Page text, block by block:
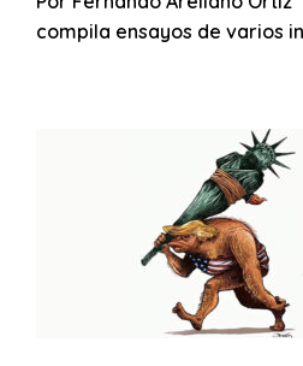
compila ensayos de varios